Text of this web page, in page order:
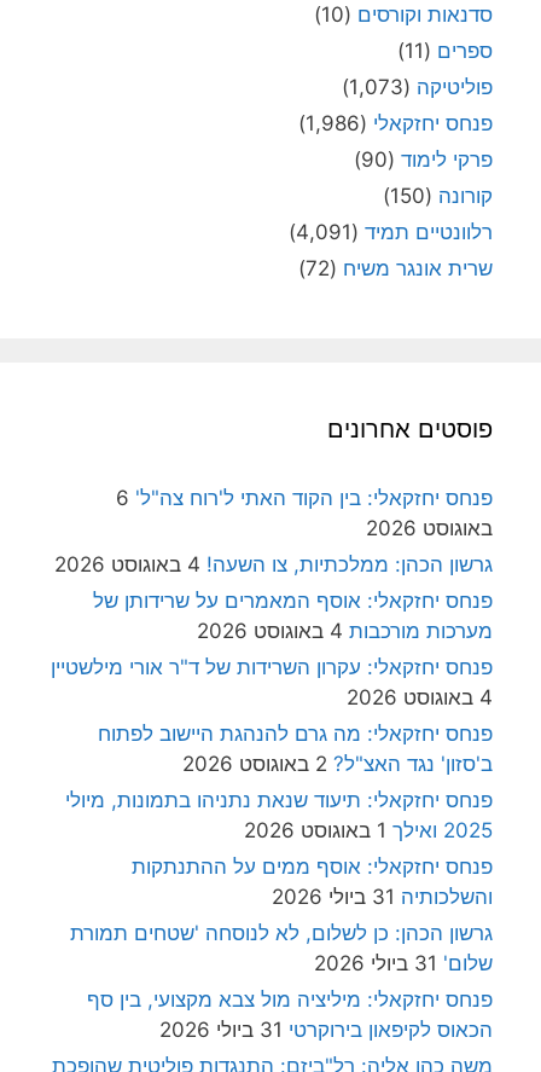
סדנאות וקורסים (10)
ספרים (11)
פוליטיקה (1,073)
פנחס יחזקאלי (1,986)
פרקי לימוד (90)
קורונה (150)
רלוונטיים תמיד (4,091)
שרית אונגר משיח (72)
פוסטים אחרונים
פנחס יחזקאלי: בין הקוד האתי ל'רוח צה"ל' 6
באוגוסט 2026
גרשון הכהן: ממלכתיות, צו השעה! 4 באוגוסט 2026
פנחס יחזקאלי: אוסף המאמרים על שרידותן של
מערכות מורכבות 4 באוגוסט 2026
פנחס יחזקאלי: עקרון השרידות של ד"ר אורי מילשטיין
4 באוגוסט 2026
פנחס יחזקאלי: מה גרם להנהגת היישוב לפתוח
ב'סזון' נגד האצ"ל? 2 באוגוסט 2026
פנחס יחזקאלי: תיעוד שנאת נתניהו בתמונות, מיולי
2025 ואילך
1 באוגוסט 2026
פנחס יחזקאלי: אוסף ממים על ההתנתקות
והשלכותיה 31 ביולי 2026
גרשון הכהן: כן לשלום, לא לנוסחה 'שטחים תמורת
שלום' 31 ביולי 2026
פנחס יחזקאלי: מיליציה מול צבא מקצועי, בין סף
הכאוס לקיפאון בירוקרטי 31 ביולי 2026
משה כהן אליה: רל"ביזם: התנגדות פוליטית שהופכת